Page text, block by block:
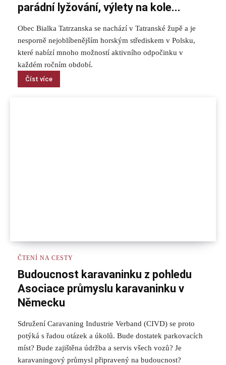
parádní lyžování, výlety na kole...
Obec Bialka Tatrzanska se nachází v Tatranské župě a je
nesporně nejoblíbenějším horským střediskem v Polsku,
které nabízí mnoho možností aktivního odpočinku v
každém ročním období.
Číst více
ČTENÍ NA CESTY
Budoucnost karavaninku z pohledu
Asociace průmyslu karavaninku v
Německu
Sdružení Caravaning Industrie Verband (CIVD) se proto
potýká s řadou otázek a úkolů. Bude dostatek parkovacích
míst? Bude zajištěna údržba a servis všech vozů? Je
karavaningový průmysl připravený na budoucnost?